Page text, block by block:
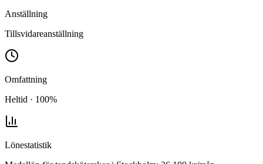
Anställning
Tillsvidareanställning
Omfattning
Heltid · 100%
Lönestatistik